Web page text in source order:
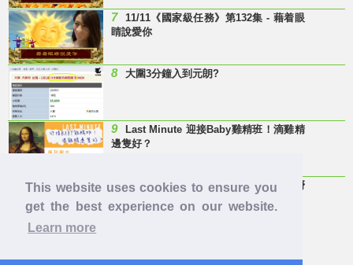
This website uses cookies to ensure you
get the best experience on our website.
Learn more
7
11/11《國家級任務》第132集 - 藉着眼
睛說愛你
8 大圍3分鐘入到元朗?
9
Last Minute 迎接Baby雞精班！滴雞精
邊隻好？
10
【童年回憶】 有冇人記得呢兩隻嘢